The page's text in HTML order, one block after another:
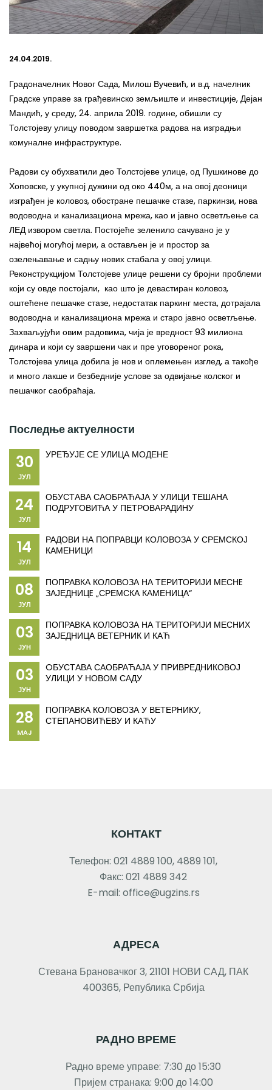
24.04.2019.
Градоначелник Новог Сада, Милош Вучевић, и в.д. начелник
Градске управе за грађевинско земљиште и инвестиције, Дејан
Мандић, у среду, 24. априла 2019. године, обишли су
Толстојеву улицу поводом завршетка радова на изградњи
комуналне инфраструктуре.
Радови су обухватили део Толстојеве улице, од Пушкинове до
Хоповске, у укупној дужини од око 440м, а на овој деоници
изграђен је коловоз, обостране пешачке стазе, паркинзи, нова
водоводна и канализациона мрежа, као и јавно осветљење са
ЛЕД извором светла. Постојеће зеленило сачувано је у
највећој могућој мери, а остављен је и простор за
озелењавање и садњу нових стабала у овој улици.
Реконструкцијом Толстојеве улице решени су бројни проблеми
који су овде постојали, као што је девастиран коловоз,
оштећене пешачке стазе, недостатак паркинг места, дотрајала
водоводна и канализациона мрежа и старо јавно осветљење.
Захваљујући овим радовима, чија је вредност 93 милиона
динара и који су завршени чак и пре уговореног рока,
Толстојева улица добила је нов и оплемењен изглед, а такође
и много лакше и безбедније услове за одвијање колског и
пешачког саобраћаја.
Последње актуелности
30
ЈУЛ
УРЕЂУЈЕ СЕ УЛИЦА МОДЕНЕ
24
ЈУЛ
ОБУСТАВА САОБРАЋАЈА У УЛИЦИ TЕШАНА
ПОДРУГОВИЋА У ПЕТРОВАРАДИНУ
14
ЈУЛ
РАДОВИ НА ПОПРАВЦИ КОЛОВОЗА У СРЕМСКОЈ
КАМЕНИЦИ
08
ЈУЛ
ПОПРАВКА КОЛОВОЗА НА ТЕРИТОРИЈИ МЕСНE
ЗАЈЕДНИЦE „СРЕМСКА КАМЕНИЦА“
03
ЈУН
ПОПРАВКА КОЛОВОЗА НА ТЕРИТОРИЈИ МЕСНИХ
ЗАЈЕДНИЦА ВЕТЕРНИК И КАЋ
03
ЈУН
OБУСТАВА САОБРАЋАЈА У ПРИВРЕДНИКОВОЈ
УЛИЦИ У НОВОМ САДУ
28
MAJ
ПОПРАВКА КОЛОВОЗА У ВЕТЕРНИКУ,
СТЕПАНОВИЋЕВУ И КАЋУ
КОНТАКТ
Телефон: 021 4889 100, 4889 101,
Факс: 021 4889 342
E-mail: office@ugzins.rs
АДРЕСА
Стевана Брановачког 3, 21101 НОВИ САД, ПАК
400365, Република Србија
РАДНО ВРЕМЕ
Радно време управе: 7:30 до 15:30
Пријем странака: 9:00 до 14:00